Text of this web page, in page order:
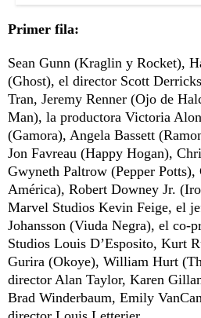
Primer fila:
Sean Gunn (Kraglin y Rocket),
(Ghost), el director Scott
Tran, Jeremy Renner (Ojo de
Man), la productora Victoria
(Gamora), Angela Bassett
Jon Favreau (Happy Hogan),
Gwyneth Paltrow (Pepper Potts),
América), Robert Downey Jr.
Marvel Studios Kevin Feige, el
Johansson (Viuda Negra), el co-
Studios Louis D’Esposito, Kurt
Gurira (Okoye), William Hurt
director Alan Taylor, Karen
Brad Winderbaum, Emily